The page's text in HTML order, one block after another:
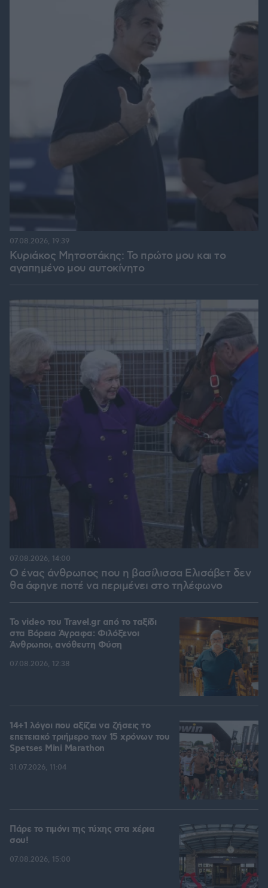
Κυριάκος Μητσοτάκης: Το πρώτο μου και το
αγαπημένο μου αυτοκίνητο
07.08.2026, 19:39
Ο ένας άνθρωπος που η βασίλισσα Ελισάβετ δεν
θα άφηνε ποτέ να περιμένει στο τηλέφωνο
07.08.2026, 14:00
To video του Travel.gr από το ταξίδι
στα Βόρεια Άγραφα: Φιλόξενοι
Άνθρωποι, ανόθευτη Φύση
07.08.2026, 12:38
14+1 λόγοι που αξίζει να ζήσεις το
επετειακό τριήμερο των 15 χρόνων του
Spetses Mini Marathon
31.07.2026, 11:04
Πάρε το τιμόνι της τύχης στα χέρια
σου!
07.08.2026, 15:00